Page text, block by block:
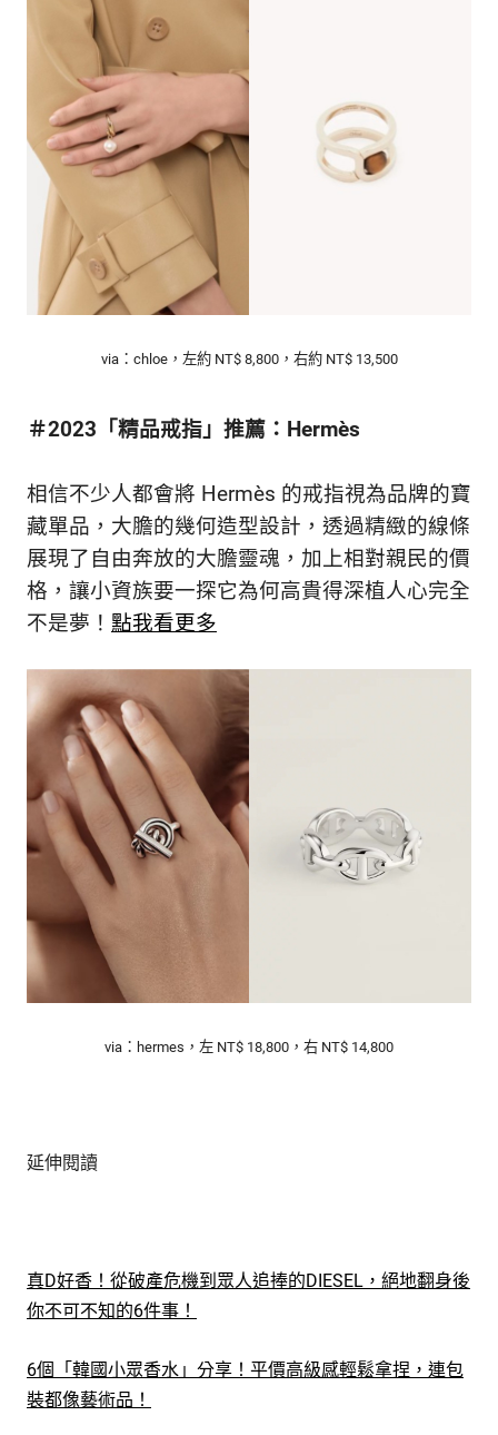
via：chloe，左約 NT$ 8,800，右約 NT$ 13,500
＃2023「精品戒指」推薦：Hermès
相信不少人都會將 Hermès 的戒指視為品牌的寶
藏單品，大膽的幾何造型設計，透過精緻的線條
展現了自由奔放的大膽靈魂，加上相對親民的價
格，讓小資族要一探它為何高貴得深植人心完全
不是夢！ 點我看更多
via：hermes，左 NT$ 18,800，右 NT$ 14,800
延伸閱讀
真D好香！從破產危機到眾人追捧的DIESEL，絕地翻身後
你不可不知的6件事！
6個「韓國小眾香水」分享！平價高級感輕鬆拿捏，連包
裝都像藝術品！